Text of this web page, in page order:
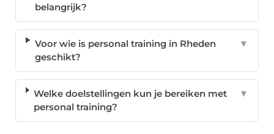
belangrijk?
Voor wie is personal training in Rheden
geschikt?
▼
Welke doelstellingen kun je bereiken met
personal training?
▼